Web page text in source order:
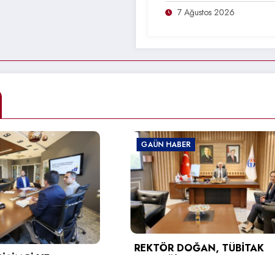
7 Ağustos 2026
REKTÖR DOĞAN, TÜBİTAK